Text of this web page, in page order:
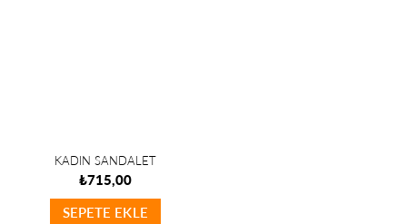
KADIN SANDALET
₺715,00
SEPETE EKLE